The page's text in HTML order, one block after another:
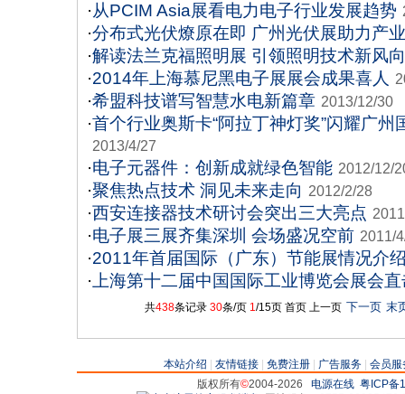
·从PCIM Asia展看电力电子行业发展趋势
·分布式光伏燎原在即 广州光伏展助力产
·解读法兰克福照明展 引领照明技术新风向
·2014年上海慕尼黑电子展展会成果喜人
·希盟科技谱写智慧水电新篇章 2013/12/30
·首个行业奥斯卡“阿拉丁神灯奖”闪耀广州
2013/4/27
·电子元器件：创新成就绿色智能 2012/12/
·聚焦热点技术 洞见未来走向 2012/2/28
·西安连接器技术研讨会突出三大亮点
·电子展三展齐集深圳 会场盛况空前 2011/
·2011年首届国际（广东）节能展情况介
· 上海第十二届中国国际工业博览会展会
共438条记录 30条/页 1/15页 首页 上一页 下一页 末
本站介绍 友情链接 免费注册 广告服务
会员服
版权所有©2004-2026 电源在线 粤ICP备